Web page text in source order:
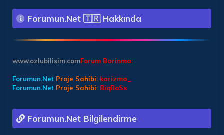
Forumun.Net 🇹🇷 Hakkında
Forum Barinma:
www.ozlubilisim.com
Forumun.Net Proje Sahibi: karizma_
Forumun.Net Proje Sahibi: BiqBoSs
Forumun.Net Bilgilendirme